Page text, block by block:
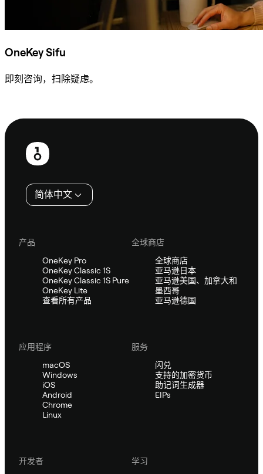
OneKey Sifu
即刻咨询，扫除疑虑。
页
简体中文
产品
OneKey Pro
OneKey Classic 1S
OneKey Classic 1S Pure
OneKey Lite
查看所有产品
全球商店
全球商店
亚马逊日本
亚马逊美国、加拿大和
墨西哥
亚马逊德国
应用程序
macOS
Windows
iOS
Android
Chrome
Linux
服务
闪兑
支持的加密货币
助记词生成器
EIPs
开发者
学习